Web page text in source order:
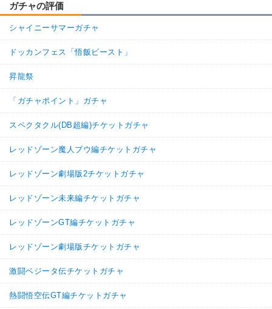
ガチャの評価
シャイニーサマーガチャ
ドッカンフェス「悟飯ビースト」
昇龍祭
「ガチャポイント」ガチャ
スペクタクル(DB超編)チケットガチャ
レッドゾーン魔人ブウ編チケットガチャ
レッドゾーン劇場版2チケットガチャ
レッドゾーン未来編チケットガチャ
レッドゾーンGT編チケットガチャ
レッドゾーン劇場版チケットガチャ
激闘ベジータ伝チケットガチャ
熱闘悟空伝GT編チケットガチャ